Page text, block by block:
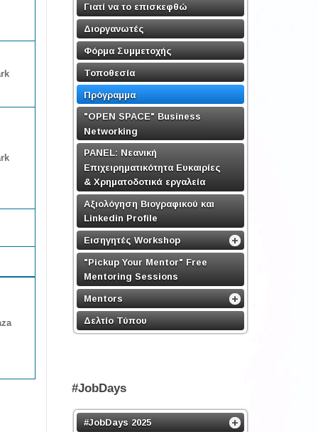
Γιατί να το επισκεφθώ
Διοργανωτές
Φόρμα Συμμετοχής
Τοποθεσία
Πρόγραμμα
"OPEN SPACE" Business
Networking
PANEL: Νεανική
Επιχειρηματικότητα Ευκαιρίες
& Χρηματοδοτικά εργαλεία
Αξιολόγηση Βιογραφικού και
Linkedin Profile
Εισηγητές Workshop
"Pickup Your Mentor" Free
Mentoring Sessions
Mentors
Δελτίο Τύπου
#JobDays
#JobDays 2025